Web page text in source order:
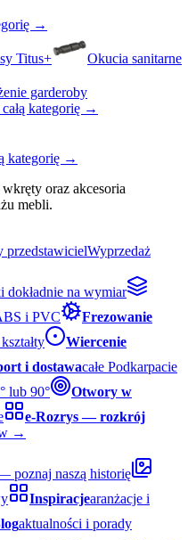
→
Titus+ Okucia sanitarne
garderoby
kategorię →
kategorię →
oraz akcesoria
mebli.
Wyprzedaż
dokładnie na wymiar
i PVC
Frezowanie
Wiercenie
i dostawacałe Podkarpacie
lub 90°
Otwory w
e-Rozrys — rozkrój
→
poznaj naszą historię
Inspiracjearanżacje i
aktualności i porady